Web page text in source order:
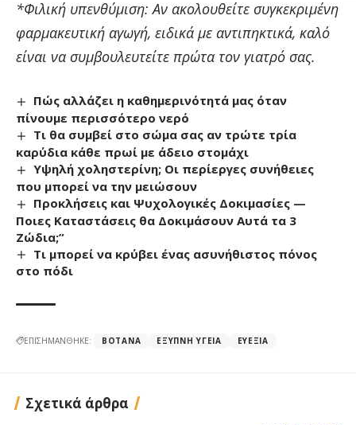
*Φιλική υπενθύμιση: Αν ακολουθείτε συγκεκριμένη
φαρμακευτική αγωγή, ειδικά με αντιπηκτικά, καλό
είναι να συμβουλευτείτε πρώτα τον γιατρό σας.
Πώς αλλάζει η καθημερινότητά μας όταν
πίνουμε περισσότερο νερό
Τι θα συμβεί στο σώμα σας αν τρώτε τρία
καρύδια κάθε πρωί με άδειο στομάχι
Υψηλή χοληστερίνη; Οι περίεργες συνήθειες
που μπορεί να την μειώσουν
Προκλήσεις και Ψυχολογικές Δοκιμασίες —
Ποιες Καταστάσεις θα Δοκιμάσουν Αυτά τα 3
Ζώδια;”
Τι μπορεί να κρύβει ένας ασυνήθιστος πόνος
στο πόδι
ΕΠΙΣΗΜΑΝΘΗΚΕ: ΒΌΤΑΝΑ ΈΞΥΠΝΗ ΥΓΕΊΑ ΕΥΕΞΊΑ
Σχετικά άρθρα